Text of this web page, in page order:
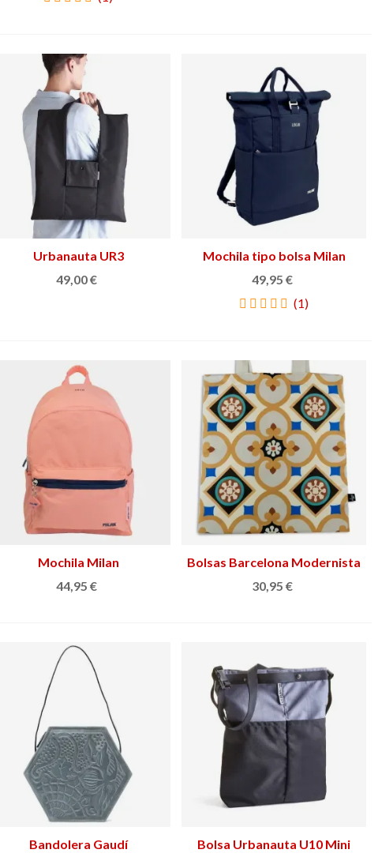
Ver más
Urbanauta UR3
49,00 €
Ver más
Mochila tipo bolsa Milan
49,95 €
(1)
Ver más
Mochila Milan
44,95 €
Ver más
Bolsas Barcelona Modernista
30,95 €
Ver más
Bandolera Gaudí
Ver más
Bolsa Urbanauta U10 Mini